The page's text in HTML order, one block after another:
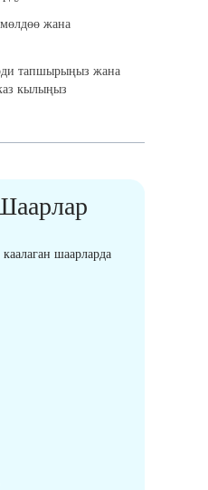
жана
тапшырыңыз жана
кылыңыз
шаарларда